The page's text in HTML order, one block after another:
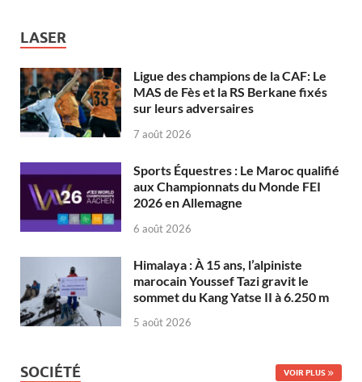
LASER
Ligue des champions de la CAF: Le
MAS de Fès et la RS Berkane fixés
sur leurs adversaires
7 août 2026
Sports Équestres : Le Maroc qualifié
aux Championnats du Monde FEI
2026 en Allemagne
6 août 2026
Himalaya : À 15 ans, l’alpiniste
marocain Youssef Tazi gravit le
sommet du Kang Yatse II à 6.250 m
5 août 2026
SOCIÉTÉ VOIR PLUS